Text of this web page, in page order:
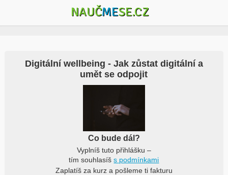
NAUČMESE.CZ
Digitální wellbeing - Jak zůstat digitální a
umět se odpojit
Co bude dál?
Vyplníš tuto přihlášku –
tím souhlasíšs podmínkami
Zaplatíš za kurz a pošleme ti fakturu